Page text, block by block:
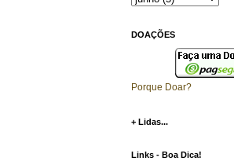
DOAÇÕES
Porque Doar?
+ Lidas...
Links - Boa Dica!